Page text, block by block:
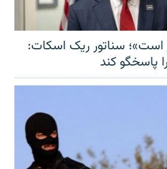
است»؛ سناتور ریک اسکات:
پاسخگو کند